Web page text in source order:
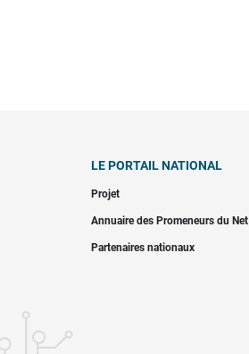
LE PORTAIL NATIONAL
Projet
Annuaire des Promeneurs du Net
Partenaires nationaux